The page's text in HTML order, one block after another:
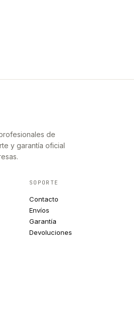
de
y garantía oficial
SOPORTE
Contacto
Envíos
Garantía
Devoluciones